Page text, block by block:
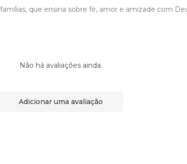
que ensina sobre fé, amor e amizade com
Não há avaliações ainda.
Adicionar uma avaliação